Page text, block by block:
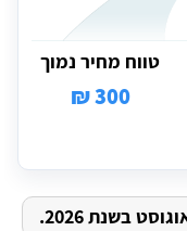
טווח מחיר נמוך
300 ₪
בשנת 2026.